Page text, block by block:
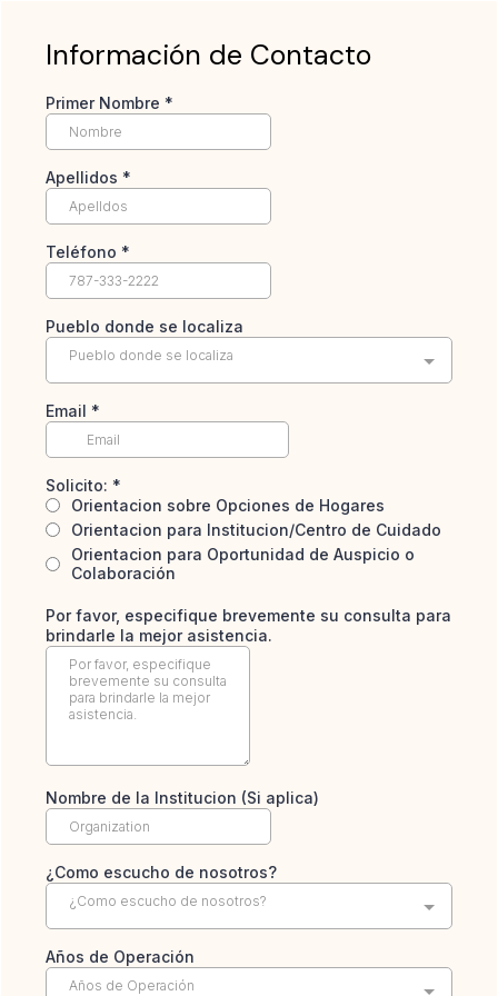
Información de Contacto
Primer Nombre *
Apellidos *
Teléfono *
Pueblo donde se localiza
Pueblo donde se localiza
Email *
Solicito: *
Orientacion sobre Opciones de Hogares
Orientacion para Institucion/Centro de Cuidado
Orientacion para Oportunidad de Auspicio o
Colaboración
Por favor, especifique brevemente su consulta para
brindarle la mejor asistencia.
Nombre de la Institucion (Si aplica)
¿Como escucho de nosotros?
¿Como escucho de nosotros?
Años de Operación
Años de Operación